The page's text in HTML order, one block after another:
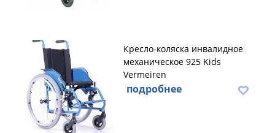
Кресло-коляска инвалидное
механическое 925 Kids
Vermeiren
подробнее